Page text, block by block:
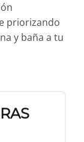
priorizando
y baña a tu